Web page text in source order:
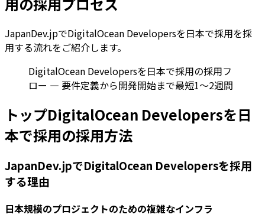
JapanDev.jpでDigitalOcean Developersを日本で採用を採
用する流れをご紹介します。
DigitalOcean Developersを日本で採用の採用フ
ロー — 要件定義から開発開始まで最短1〜2週間
トップDigitalOcean Developersを日
本で採用の採用方法
JapanDev.jpでDigitalOcean Developersを採用
する理由
日本規模のプロジェクトのための複雑なインフラ